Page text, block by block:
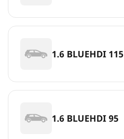
1.6 BLUEHDI 115
1.6 BLUEHDI 95